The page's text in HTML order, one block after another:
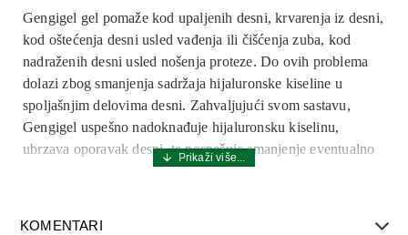
Gengigel gel pomaže kod upaljenih desni, krvarenja iz desni,
kod oštećenja desni usled vađenja ili čišćenja zuba, kod
nadraženih desni usled nošenja proteze. Do ovih problema
dolazi zbog smanjenja sadržaja hijaluronske kiseline u
spoljašnjim delovima desni. Zahvaljujući svom sastavu,
Gengigel uspešno nadoknađuje hijaluronsku kiselinu,
ubrzava oporavak desni, te pospešuje smanjenje eventualno
KOMENTARI